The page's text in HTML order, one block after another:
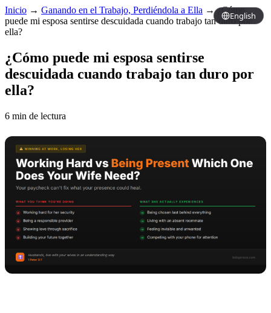
English
Inicio → Ganando en el Trabajo, Perdiéndola a Ella →¿Cómo
puede mi esposa sentirse descuidada cuando trabajo tan duro por
ella?
¿Cómo puede mi esposa sentirse
descuidada cuando trabajo tan duro por
ella?
6 min de lectura